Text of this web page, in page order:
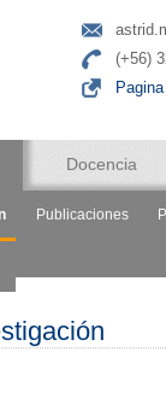
(+56)
Publicaciones
Docencia